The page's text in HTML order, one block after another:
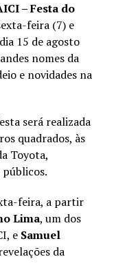
– Festa do
feira (7) e
15 de agosto
nomes da
e novidades na
será realizada
quadrados, às
Toyota,
feira, a partir
Lima, um dos
e Samuel
da